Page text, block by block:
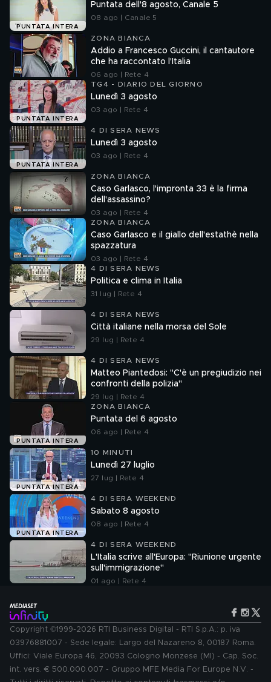
PUNTATA INTERA
Puntata dell'8 agosto, Canale 5
08 ago | Canale 5
ZONA BIANCA
Addio a Francesco Guccini, il cantautore
che ha raccontato l'Italia
06 ago | Rete 4
PUNTATA INTERA
TG4 - DIARIO DEL GIORNO
Lunedì 3 agosto
03 ago | Rete 4
PUNTATA INTERA
4 DI SERA NEWS
Lunedì 3 agosto
03 ago | Rete 4
ZONA BIANCA
Caso Garlasco, l'impronta 33 è la firma
dell'assassino?
03 ago | Rete 4
ZONA BIANCA
Caso Garlasco e il giallo dell'estathè nella
spazzatura
03 ago | Rete 4
4 DI SERA NEWS
Politica e clima in Italia
31 lug | Rete 4
4 DI SERA NEWS
Città italiane nella morsa del Sole
29 lug | Rete 4
4 DI SERA NEWS
Matteo Piantedosi: "C'è un pregiudizio nei
confronti della polizia"
29 lug | Rete 4
PUNTATA INTERA
ZONA BIANCA
Puntata del 6 agosto
06 ago | Rete 4
PUNTATA INTERA
10 MINUTI
Lunedì 27 luglio
27 lug | Rete 4
PUNTATA INTERA
4 DI SERA WEEKEND
Sabato 8 agosto
08 ago | Rete 4
4 DI SERA WEEKEND
L'Italia scrive all'Europa: "Riunione urgente
sull'immigrazione"
01 ago | Rete 4
Copyright ©1999-2026 RTI Business Digital - RTI S.p.A.: p. iva
03976881007 - Sede legale: Largo del Nazareno 8, 00187 Roma.
Uffici: Viale Europa 46, 20093 Cologno Monzese (MI) - Cap. Soc.
int. vers. € 500.000.007 - Gruppo MFE Media For Europe N.V. -